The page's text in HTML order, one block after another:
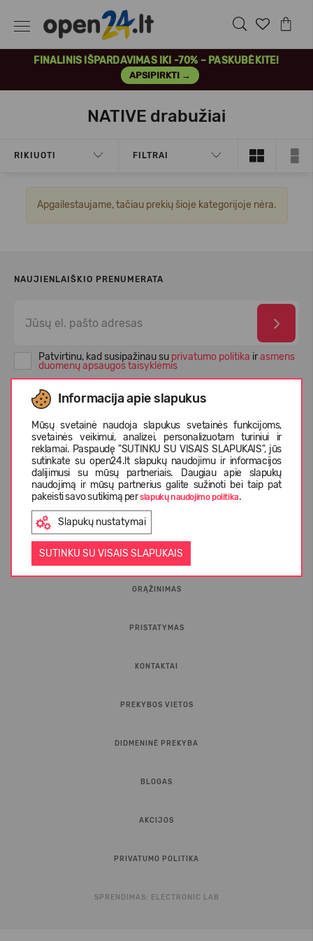
FINALINIS IŠPARDAVIMAS IKI -70% – PASKUBĖKITE!
APSIPIRKTI →
Informacija apie slapukus
Mūsų svetainė naudoja slapukus svetainės funkcijoms,
svetainės veikimui, analizei, personalizuotam turiniui ir
reklamai. Paspaudę "SUTINKU SU VISAIS SLAPUKAIS", jūs
sutinkate su open24.lt slapukų naudojimu ir informacijos
dalijimusi su mūsų partneriais. Daugiau apie slapukų
naudojimą ir mūsų partnerius galite sužinoti bei taip pat
pakeisti savo sutikimą perslapukų naudojimo politika.
Slapukų nustatymai
SUTINKU SU VISAIS SLAPUKAIS
NATIVE drabužiai
RIKIUOTI FILTRAI
Apgailestaujame, tačiau prekių šioje kategorijoje nėra.
NAUJIENLAIŠKIO PRENUMERATA
Patvirtinu, kad susipažinau su privatumo politika irasmens
duomenų apsaugos taisyklėmis
INFORMACIJA PIRKĖJUI
D.U.K.
GRĄŽINIMAS
PRISTATYMAS
KONTAKTAI
PREKYBOS VIETOS
DIDMENINĖ PREKYBA
BLOGAS
AKCIJOS
PRIVATUMO POLITIKA
SPRENDIMAS: ELECTRONIC LAB